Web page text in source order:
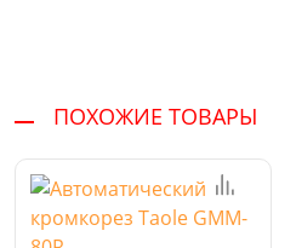
ПОХОЖИЕ ТОВАРЫ